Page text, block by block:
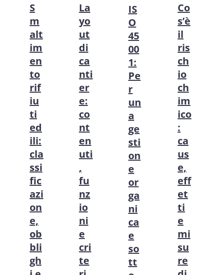
S
m
alt
im
en
to
rif
iu
ti
ed
ili:
cla
ssi
fic
azi
on
e,
ob
bli
gh
La
yo
ut
di
ca
nti
er
e:
co
nt
en
uti
,
fu
nz
io
ni
e
cri
te
IS
O
45
00
1:
Pe
r
un
a
ge
sti
on
e
or
ga
ni
ca
e
so
tt
Co
s’è
il
ris
ch
io
ch
im
ico
:
ca
us
e,
eff
et
ti
e
mi
su
re